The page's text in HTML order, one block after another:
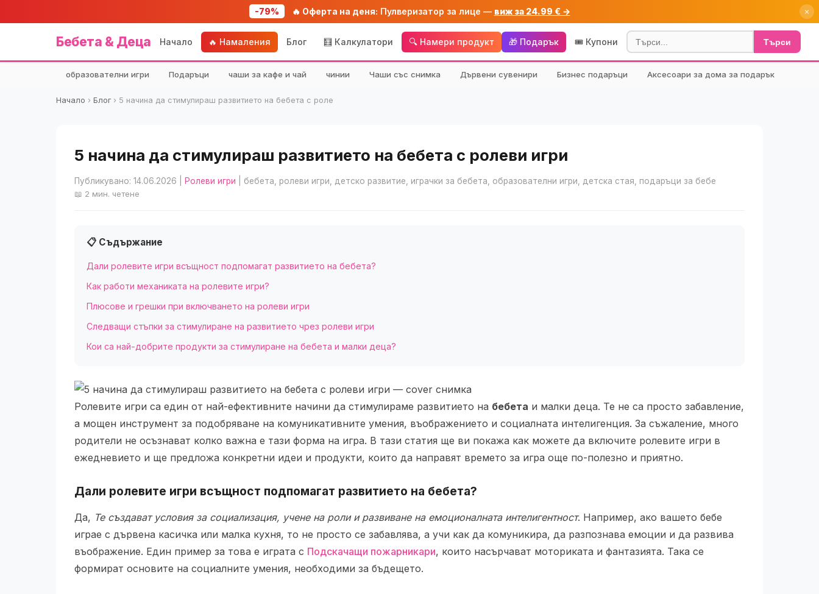
-79% 🔥 Оферта на деня: Пулверизатор за лице — виж за 24.99 € → ×
Бебета & Деца Начало 🔥 Намаления Блог 🧮 Калкулатори 🔍 Намери продукт 🎁 Подарък 🎟️ Купони Търси
образователни игри Подаръци чаши за кафе и чай чинии Чаши със снимка Дървени сувенири Бизнес подаръци Аксесоари за дома за подарък
Начало › Блог› 5 начина да стимулираш развитието на бебета с роле
5 начина да стимулираш развитието на бебета с ролеви игри
Публикувано: 14.06.2026 Ролеви игри | бебета, ролеви игри, детско развитие, играчки за бебета, образователни игри, детска стая, подаръци за бебе
📖 2 мин. четене
📋 Съдържание
Дали ролевите игри всъщност подпомагат развитието на бебета?
Как работи механиката на ролевите игри?
Плюсове и грешки при включването на ролеви игри
Следващи стъпки за стимулиране на развитието чрез ролеви игри
Кои са най-добрите продукти за стимулиране на бебета и малки деца?
Ролевите игри са един от най-ефективните начини да стимулираме развитието на бебета и малки деца. Те не са просто забавление,
а мощен инструмент за подобряване на комуникативните умения, въображението и социалната интелигенция. За съжаление, много
родители не осъзнават колко важна е тази форма на игра. В тази статия ще ви покажа как можете да включите ролевите игри в
ежедневието и ще предложа конкретни идеи и продукти, които да направят времето за игра още по-полезно и приятно.
Дали ролевите игри всъщност подпомагат развитието на бебета?
Да, Те създават условия за социализация, учене на роли и развиване на емоционалната интелигентност. Например, ако вашето бебе
играе с дървена касичка или малка кухня, то не просто се забавлява, а учи как да комуникира, да разпознава емоции и да развива
въображение. Един пример за това е играта с Подскачащи пожарникари, които насърчават моториката и фантазията. Така се
формират основите на социалните умения, необходими за бъдещето.